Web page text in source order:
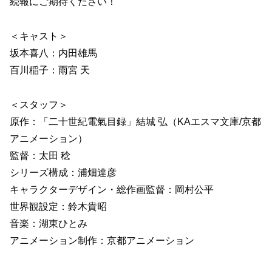
＜キャスト＞
坂本喜八：内田雄馬
百川稲子：雨宮 天
＜スタッフ＞
原作：「二十世紀電氣目録」結城 弘（KAエスマ文庫/京都
アニメーション）
監督：太田 稔
シリーズ構成：浦畑達彦
キャラクターデザイン・総作画監督：岡村公平
世界観設定：鈴木貴昭
音楽：湖東ひとみ
アニメーション制作：京都アニメーション